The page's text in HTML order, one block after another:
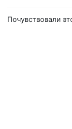
Почувствовали